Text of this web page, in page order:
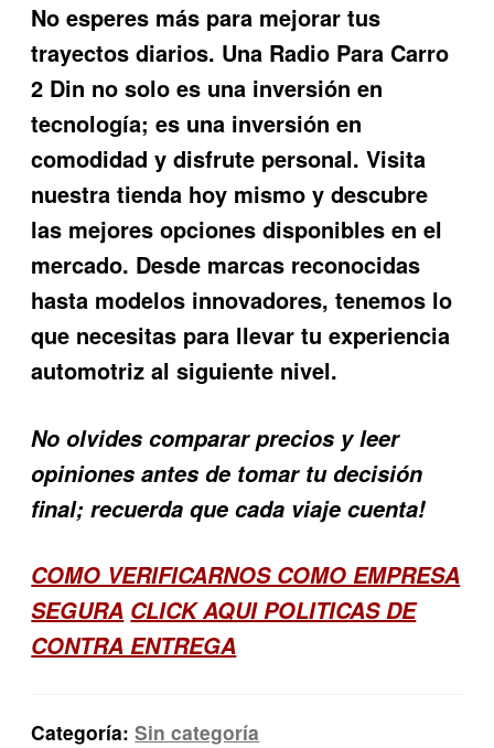
No esperes más para mejorar tus
trayectos diarios. Una Radio Para Carro
2 Din no solo es una inversión en
tecnología; es una inversión en
comodidad y disfrute personal. Visita
nuestra tienda hoy mismo y descubre
las mejores opciones disponibles en el
mercado. Desde marcas reconocidas
hasta modelos innovadores, tenemos lo
que necesitas para llevar tu experiencia
automotriz al siguiente nivel.
No olvides comparar precios y leer
opiniones antes de tomar tu decisión
final; recuerda que cada viaje cuenta!
COMO VERIFICARNOS COMO EMPRESA
SEGURA CLICK AQUI POLITICAS DE
CONTRA ENTREGA
Categoría:Sin categoría